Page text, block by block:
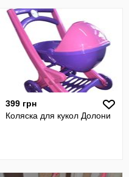
399 грн
Коляска для кукол Долони